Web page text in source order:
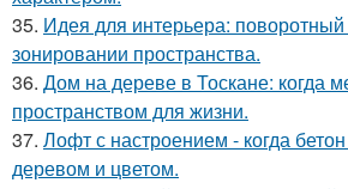
35. Идея для интерьера: поворотный
зонировании пространства.
36. Дом на дереве в Тоскане: когда
пространством для жизни.
37. Лофт с настроением - когда бетон
деревом и цветом.